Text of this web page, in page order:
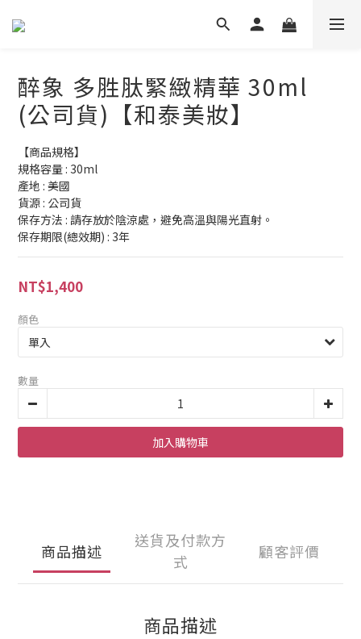
醉象 多胜肽緊緻精華 30ml
(公司貨)【和泰美妝】
【商品規格】
規格容量 : 30ml
產地 : 美國
貨源 : 公司貨
保存方法 : 請存放於陰涼處，避免高溫與陽光直射。
保存期限(總效期) : 3年
NT$1,400
顏色
數量
加入購物車
商品描述
送貨及付款方
式
顧客評價
商品描述